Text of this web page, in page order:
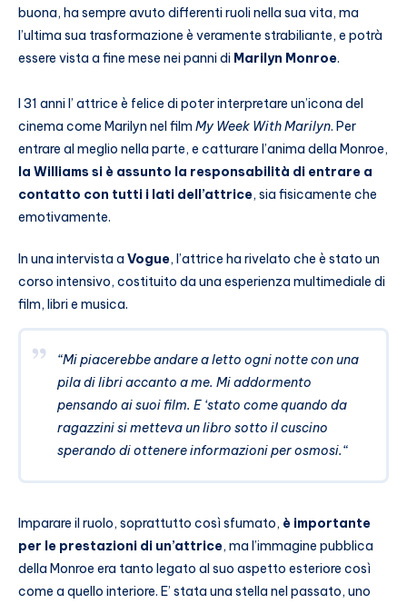
buona, ha sempre avuto differenti ruoli nella sua vita, ma
l’ultima sua trasformazione è veramente strabiliante, e potrà
essere vista a fine mese nei panni di Marilyn Monroe.
I 31 anni l’ attrice è felice di poter interpretare un’icona del
cinema come Marilyn nel film My Week With Marilyn. Per
entrare al meglio nella parte, e catturare l’anima della Monroe,
la Williams si è assunto la responsabilità di entrare a
contatto con tutti i lati dell’attrice, sia fisicamente che
emotivamente.
In una intervista a Vogue, l’attrice ha rivelato che è stato un
corso intensivo, costituito da una esperienza multimediale di
film, libri e musica.
“Mi piacerebbe andare a letto ogni notte con una
pila di libri accanto a me. Mi addormento
pensando ai suoi film. E ‘stato come quando da
ragazzini si metteva un libro sotto il cuscino
sperando di ottenere informazioni per osmosi.“
Imparare il ruolo, soprattutto così sfumato, è importante
per le prestazioni di un’attrice, ma l’immagine pubblica
della Monroe era tanto legato al suo aspetto esteriore così
come a quello interiore. E’ stata una stella nel passato, uno